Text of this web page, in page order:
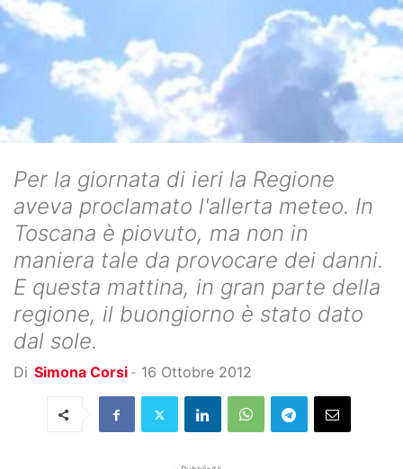
Per la giornata di ieri la Regione
aveva proclamato l'allerta meteo. In
Toscana è piovuto, ma non in
maniera tale da provocare dei danni.
E questa mattina, in gran parte della
regione, il buongiorno è stato dato
dal sole.
Di Simona Corsi - 16 Ottobre 2012